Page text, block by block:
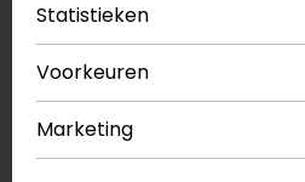
Specificaties
Model
Statistieken
Voorkeuren
Marketing